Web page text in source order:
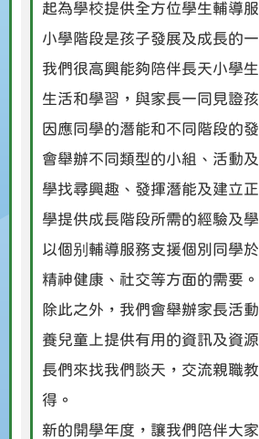
起為學校提供全方位學生輔導服
小學階段是孩子發展及成長的
我們很高興能夠陪伴長天小學
生活和學習，與家長一同見證
因應同學的潛能和不同階段的
會舉辦不同類型的小組、活動
學找尋興趣、發揮潛能及建立
學提供成長階段所需的經驗及
以個别輔導服務支援個別同學
精神健康、社交等方面的需要。
除此之外，我們會舉辦家長活
養兒童上提供有用的資訊及資
長們來找我們談天，交流親職
得。
新的開學年度，讓我們陪伴大